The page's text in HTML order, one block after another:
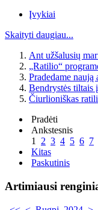
Įvykiai
Skaityti daugiau...
Ant užšalusių
„Ratilio“
Pradedame
Bendrystės tiltais
Čiurlioniškas
Pradėti
Ankstesnis
1 2 3 4 5 6 7
Kitas
Paskutinis
Artimiausi